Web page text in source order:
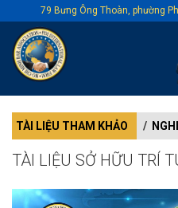
79 Bưng Ông Thoàn, phường
TÀI LIỆU THAM KHẢO
TÀI LIỆU SỞ HỮU TRÍ